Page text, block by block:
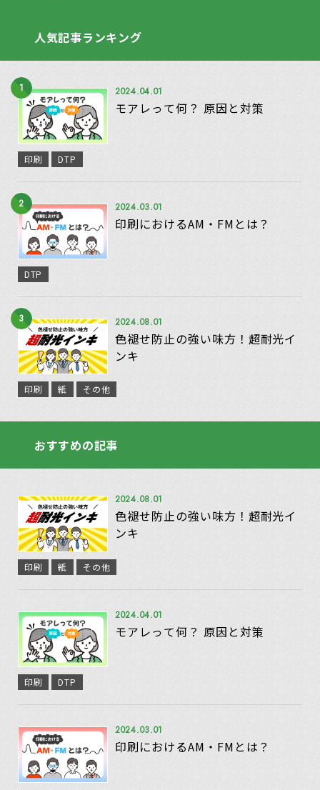
人気記事ランキング
1 2024.04.01
モアレって何？ 原因と対策
印刷 DTP
2 2024.03.01
印刷におけるAM・FMとは？
DTP
3 2024.08.01
色褪せ防止の強い味方！超耐光イ
ンキ
印刷 紙 その他
おすすめの記事
2024.08.01
色褪せ防止の強い味方！超耐光イ
ンキ
印刷 紙 その他
2024.04.01
モアレって何？ 原因と対策
印刷 DTP
2024.03.01
印刷におけるAM・FMとは？